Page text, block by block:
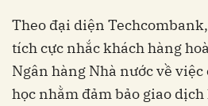
Theo đại diện
tích cực nhắc khách hàng
Ngân hàng Nhà nước về
học nhằm đảm bảo giao